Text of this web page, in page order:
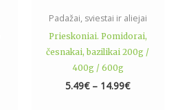
Padažai, sviestai ir aliejai
Prieskoniai. Pomidorai,
česnakai, bazilikai 200g /
400g / 600g
5.49€ – 14.99€
page